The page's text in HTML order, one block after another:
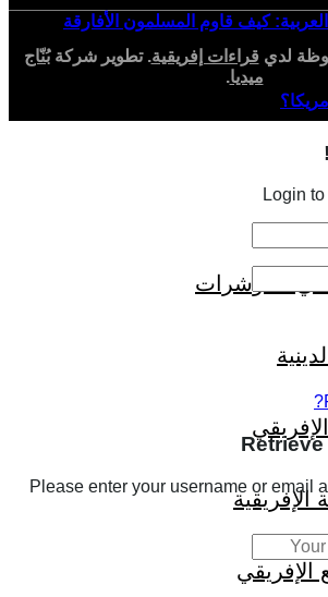
العربية: كيف قاوم المسلمون الأفارقة
في المؤشرات
الإفريقية
الإفريقي
لدي قراءات إفريقية. تطوير شركةبُنّاج
ميديا.
Login
Please enter your username or email